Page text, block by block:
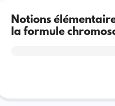
Notions
la formule